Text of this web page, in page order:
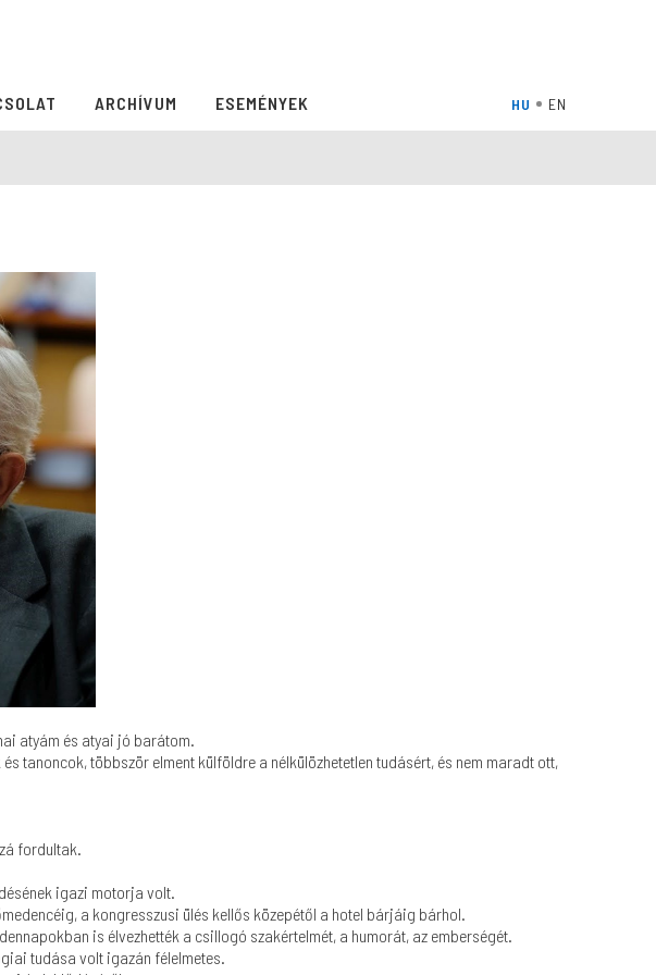
ARCHÍVUM ESEMÉNYEK
atyám és atyai jó barátom.
tanoncok, többször elment külföldre a nélkülözhetetlen tudásért, és nem maradt ott,
fordultak.
igazi motorja volt.
a kongresszusi ülés kellős közepétől a hotel bárjáig bárhol.
is élvezhették a csillogó szakértelmét, a humorát, az emberségét.
tudása volt igazán félelmetes.